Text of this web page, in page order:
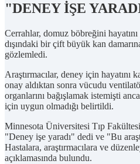
"DENEY İŞE
Cerrahlar, domuz böbreğini
dışındaki bir çift büyük kan
gözlemledi.
Araştırmacılar, deney için hayatını
onay aldıktan sonra vücudu
organlarını bağışlamak istemişti
için uygun olmadığı belirtildi.
Minnesota Üniversitesi Tıp
"Deney işe yaradı" dedi ve "Bu
Hastalara, araştırmacılara ve
açıklamasında bulundu.